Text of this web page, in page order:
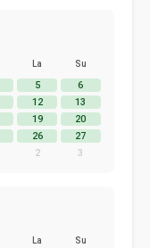
La Su
5
6
12
13
19
20
26
27
2 3
La Su